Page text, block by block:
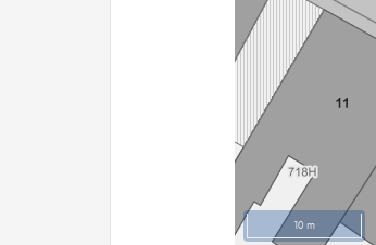
10 m